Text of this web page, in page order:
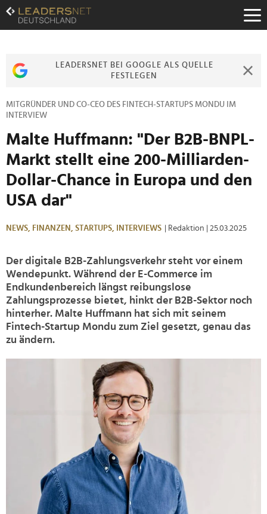
Zum
Inhalt
Zur
Zur
LEADERSNET BEI GOOGLE ALS QUELLE
FESTLEGEN
MITGRÜNDER UND CO-CEO DES FINTECH-STARTUPS MONDU IM
INTERVIEW
Malte Huffmann: "Der B2B-BNPL-
Markt stellt eine 200-Milliarden-
Dollar-Chance in Europa und den
USA dar"
NEWS, FINANZEN, STARTUPS, INTERVIEWS | Redaktion | 25.03.2025
Der digitale B2B-Zahlungsverkehr steht vor einem
Wendepunkt. Während der E-Commerce im
Endkundenbereich längst reibungslose
Zahlungsprozesse bietet, hinkt der B2B-Sektor noch
hinterher. Malte Huffmann hat sich mit seinem
Fintech-Startup Mondu zum Ziel gesetzt, genau das
zu ändern.